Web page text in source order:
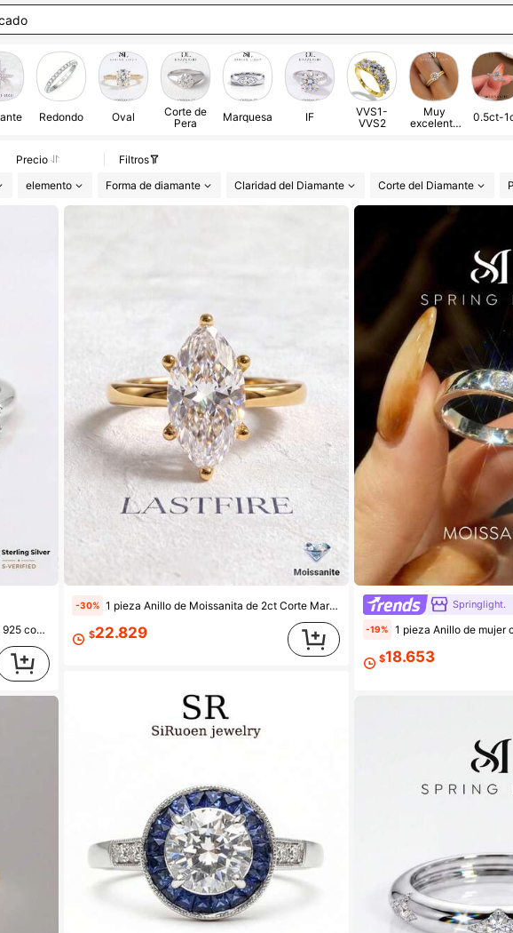
Redondo Oval
Corte de
Pera
Marquesa IF
VVS1-
VVS2
Muy
excelente
0.5ct-
Precio
Filtros
elemento Forma de diamante Claridad del Diamante Corte del Diamante
bodas y ocasiones formales
-30% 1 pieza Anillo de Moissanita de 2ct Corte Marquise con 6 Garras en Plata de Ley 925 Elegante Lujo Regalo de Compromiso Boda Aniversario Joyería Nupcial
$22.829
Springlight.
-19% 1 pieza Anillo de mujer con piedra de moissanita de corte único de 0.2ct,
$18.653